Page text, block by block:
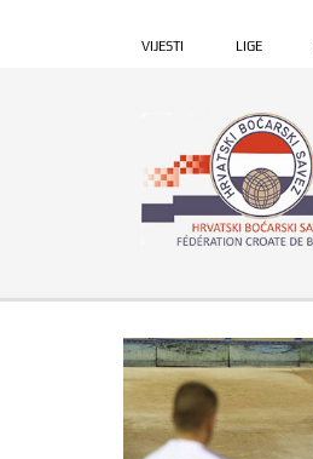
VIJESTI LIGE